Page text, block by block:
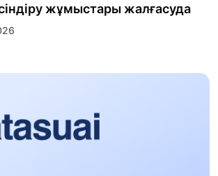
жұмыстары жалғасуда
«Формула-1 H2O» жарысын